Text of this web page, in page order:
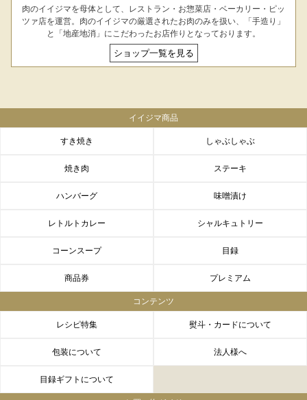
長寿祝い 高級肉ギフト 法人ギフト
LINEギフト ふるさと納税
肉のイイジマを母体として、レストラン・お惣菜店・ベーカリー・ピッ
ツァ店を運営。肉のイイジマの厳選されたお肉のみを扱い、「手造り」
と「地産地消」にこだわったお店作りとなっております。
ショップ一覧を見る
イイジマ商品
すき焼き しゃぶしゃぶ
焼き肉 ステーキ
ハンバーグ 味噌漬け
レトルトカレー シャルキュトリー
コーンスープ 目録
商品券 プレミアム
コンテンツ
レシピ特集 熨斗・カードについて
包装について 法人様へ
目録ギフトについて